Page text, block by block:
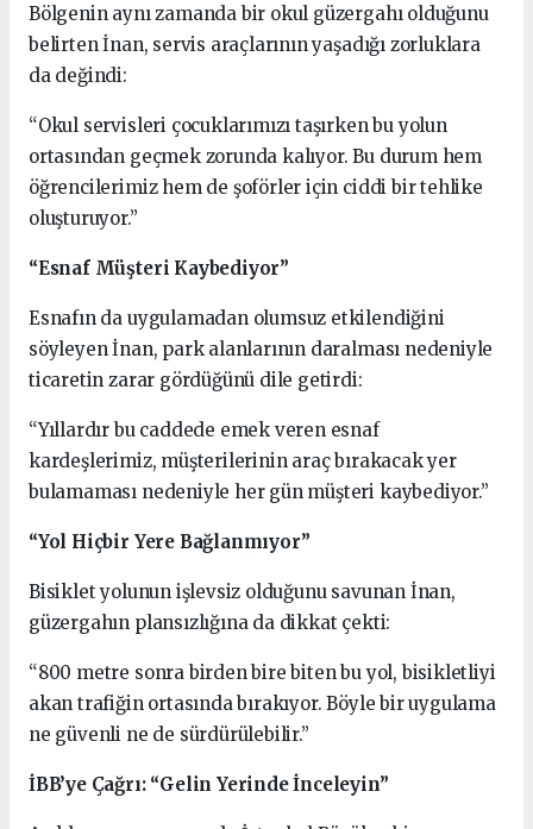
Bölgenin aynı zamanda bir okul güzergahı olduğunu
belirten İnan, servis araçlarının yaşadığı zorluklara
da değindi:
“Okul servisleri çocuklarımızı taşırken bu yolun
ortasından geçmek zorunda kalıyor. Bu durum hem
öğrencilerimiz hem de şoförler için ciddi bir tehlike
oluşturuyor.”
“Esnaf Müşteri Kaybediyor”
Esnafın da uygulamadan olumsuz etkilendiğini
söyleyen İnan, park alanlarının daralması nedeniyle
ticaretin zarar gördüğünü dile getirdi:
“Yıllardır bu caddede emek veren esnaf
kardeşlerimiz, müşterilerinin araç bırakacak yer
bulamaması nedeniyle her gün müşteri kaybediyor.”
“Yol Hiçbir Yere Bağlanmıyor”
Bisiklet yolunun işlevsiz olduğunu savunan İnan,
güzergahın plansızlığına da dikkat çekti:
“800 metre sonra birden bire biten bu yol, bisikletliyi
akan trafiğin ortasında bırakıyor. Böyle bir uygulama
ne güvenli ne de sürdürülebilir.”
İBB’ye Çağrı: “Gelin Yerinde İnceleyin”